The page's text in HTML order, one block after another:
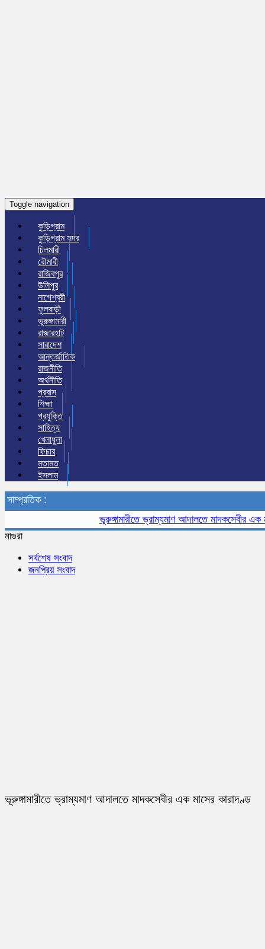
Toggle navigation
কুড়িগ্রাম
কুড়িগ্রাম সদর
চিলমারী
রৌমারী
রাজিবপুর
উলিপুর
নাগেশ্বরী
ফুলবাড়ী
ভুরুঙ্গামারী
রাজারহাট
সারাদেশ
আন্তর্জাতিক
রাজনীতি
অর্থনীতি
প্রবাস
শিক্ষা
প্রযুক্তি
সাহিত্য
খেলাধুলা
ফিচার
মতামত
ইসলাম
সাম্প্রতিক :
ভূরুঙ্গামারীতে ভ্রাম্যমাণ আদালতে মাদকসেবীর এক মাসের
মাগুরা
সর্বশেষ সংবাদ
জনপ্রিয় সংবাদ
ভূরুঙ্গামারীতে ভ্রাম্যমাণ আদালতে মাদকসেবীর এক মাসের কারাদণ্ড